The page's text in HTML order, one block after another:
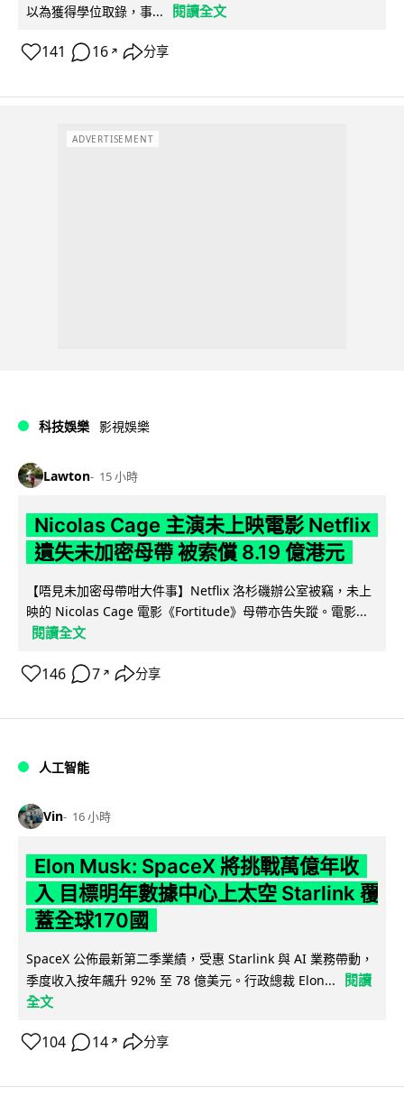
以為獲得學位取錄，事...
閱讀全文
141 16 ↗ 分享
ADVERTISEMENT
科技娛樂 影視娛樂
Lawton 15 小時
Nicolas Cage 主演未上映電影 Netflix
遺失未加密母帶 被索償 8.19 億港元
【唔見未加密母帶咁大件事】Netflix 洛杉磯辦公室被竊，未上
映的 Nicolas Cage 電影《Fortitude》母帶亦告失蹤。電影...
閱讀全文
146 7 ↗ 分享
人工智能
Vin 16 小時
Elon Musk: SpaceX 將挑戰萬億年收
入 目標明年數據中心上太空 Starlink 覆
蓋全球170國
SpaceX 公佈最新第二季業績，受惠 Starlink 與 AI 業務帶動，
季度收入按年飆升 92% 至 78 億美元。行政總裁 Elon...
閱讀
全文
104 14 ↗ 分享